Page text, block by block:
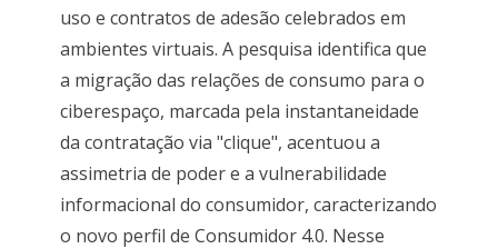
uso e contratos de adesão celebrados em
ambientes virtuais. A pesquisa identifica que
a migração das relações de consumo para o
ciberespaço, marcada pela instantaneidade
da contratação via "clique", acentuou a
assimetria de poder e a vulnerabilidade
informacional do consumidor, caracterizando
o novo perfil de Consumidor 4.0. Nesse